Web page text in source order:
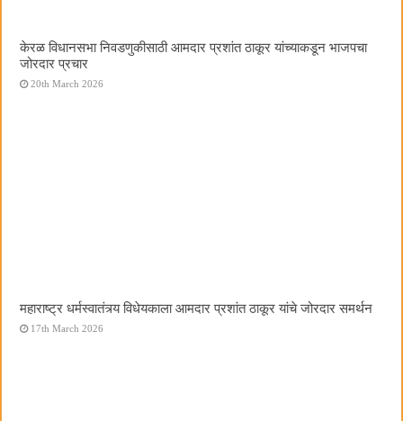
केरळ विधानसभा निवडणुकीसाठी आमदार प्रशांत ठाकूर यांच्याकडून भाजपचा
जोरदार प्रचार
20th March 2026
महाराष्ट्र धर्मस्वातंत्र्य विधेयकाला आमदार प्रशांत ठाकूर यांचे जोरदार समर्थन
17th March 2026